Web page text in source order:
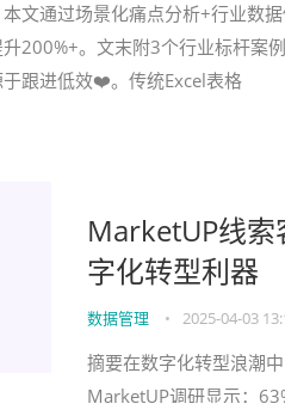
文通过场景化痛点分析+行业数
200%+。文末附3个行业标杆案
跟进低效❤️。传统Excel表格
MarketUP线
字化转型利器
数据管理 • 2025-04-03
摘要在数字化转型浪潮
MarketUP调研显示：